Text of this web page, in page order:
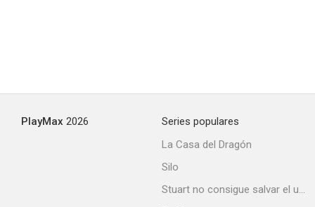
PlayMax 2026
Series populares
La Casa del Dragón
Silo
Stuart no consigue salvar el universo